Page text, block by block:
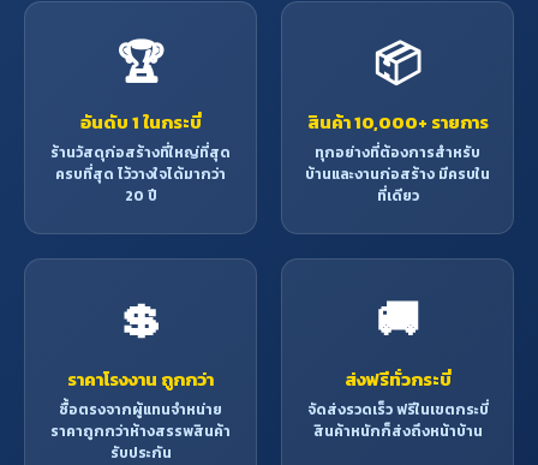
🏆
อันดับ 1 ในกระบี่
ร้านวัสดุก่อสร้างที่ใหญ่ที่สุด
ครบที่สุด ไว้วางใจได้มากว่า
20 ปี
📦
สินค้า 10,000+ รายการ
ทุกอย่างที่ต้องการสำหรับ
บ้านและงานก่อสร้าง มีครบใน
ที่เดียว
💲
ราคาโรงงาน ถูกกว่า
ซื้อตรงจากผู้แทนจำหน่าย
ราคาถูกกว่าห้างสรรพสินค้า
รับประกัน
🚚
ส่งฟรีทั่วกระบี่
จัดส่งรวดเร็ว ฟรีในเขตกระบี่
สินค้าหนักก็ส่งถึงหน้าบ้าน